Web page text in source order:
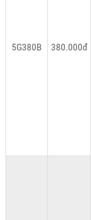
5G380B 380.000đ